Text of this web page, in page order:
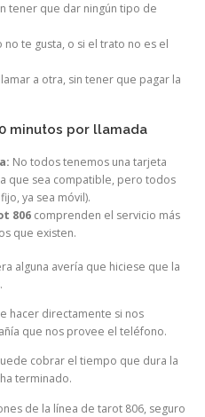
tener que dar ningún tipo de
te gusta, o si el trato no es el
a otra, sin tener que pagar la
minutos por llamada
No todos tenemos una tarjeta
que sea compatible, pero todos
ya sea móvil).
806comprenden el servicio más
que existen.
alguna avería que hiciese que la
hacer directamente si nos
que nos provee el teléfono.
cobrar el tiempo que dura la
terminado.
de la línea de tarot 806, seguro